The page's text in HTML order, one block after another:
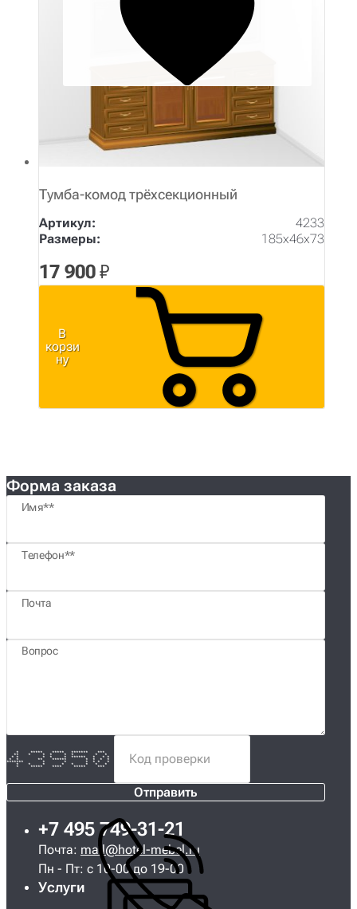
Тумба-комод трёхсекционный
Артикул:
4233
Размеры:
185х46х73
17 900₽
В
корзи
ну
Форма заказа
Имя*
Телефон*
Почта
Вопрос
* ***** ***** ******* ***
** * * * * * * *
* * * * * ****** * * *
* * ** ****** * * * *
******* * * * * * *
* * * * * * * *
* ***** **** ***** ***
Отправить
+7 495 749-31-21
Почта: mail@hotel-mebel.ru
Пн - Пт: с 10-00 до 19-00
Услуги